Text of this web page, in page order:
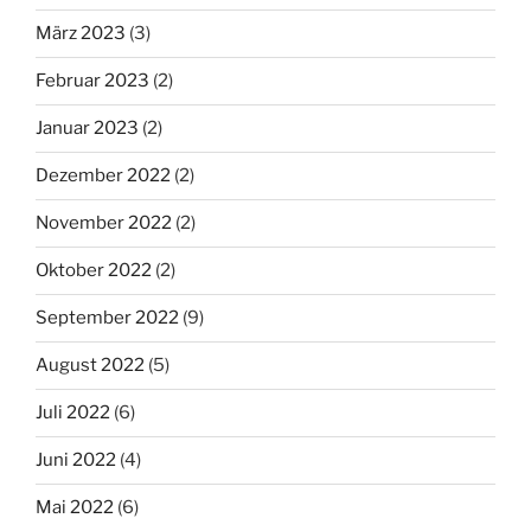
März 2023 (3)
Februar 2023 (2)
Januar 2023 (2)
Dezember 2022 (2)
November 2022 (2)
Oktober 2022 (2)
September 2022 (9)
August 2022 (5)
Juli 2022 (6)
Juni 2022 (4)
Mai 2022 (6)